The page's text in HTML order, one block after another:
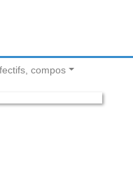
compos